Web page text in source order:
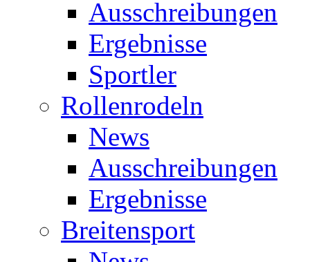
Ausschreibungen
Ergebnisse
Sportler
Rollenrodeln
News
Ausschreibungen
Ergebnisse
Breitensport